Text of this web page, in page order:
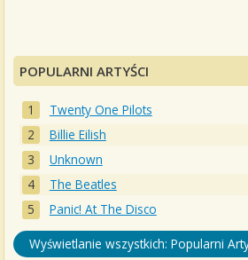
POPULARNI ARTYŚCI
Twenty One Pilots
Billie Eilish
Unknown
The Beatles
Panic! At The Disco
Wyświetlanie wszystkich: Popularni